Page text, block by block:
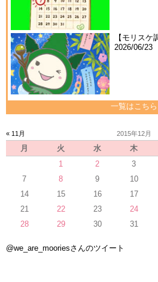
【モリス
2026/06/23
一覧はこちら
« 11月 2015年12月
月 火 水 木
1
2 3
7
8 9 10
14
15 16 17
21
22 23 24
28
29 30 31
@we_are_mooriesさんのツイート